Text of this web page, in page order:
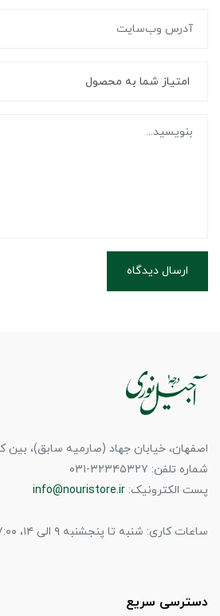
ارسال دیدگاه
اصفهان، خیابان جهاد (صارمیه سابق)، بین کوچه
شماره تلفن: ۳۲۳۴۵۳۲۷-۰۳۱
پست الکترونیک: info@nouristore.ir
ساعات کاری: شنبه تا پنجشنبه ۹ الی ۱۴، ۱۷:۰۰ الی ۲۱:۳۰
دسترسی سریع